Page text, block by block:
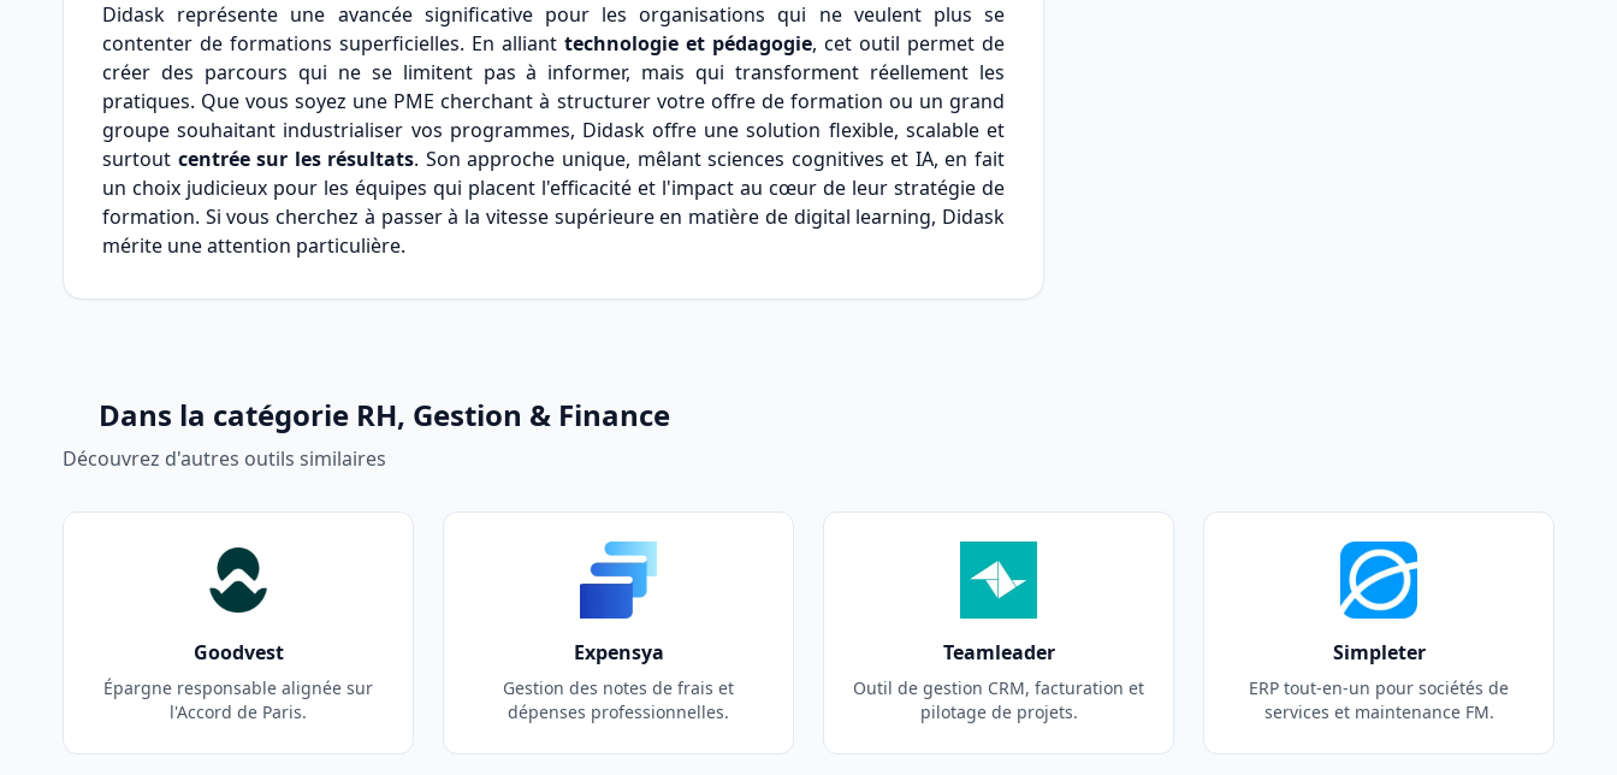
Didask représente une avancée significative pour les organisations qui ne veulent plus se
contenter de formations superficielles. En alliant technologie et pédagogie, cet outil permet de
créer des parcours qui ne se limitent pas à informer, mais qui transforment réellement les
pratiques. Que vous soyez une PME cherchant à structurer votre offre de formation ou un grand
groupe souhaitant industrialiser vos programmes, Didask offre une solution flexible, scalable et
surtout centrée sur les résultats. Son approche unique, mêlant sciences cognitives et IA, en fait
un choix judicieux pour les équipes qui placent l'efficacité et l'impact au cœur de leur stratégie de
formation. Si vous cherchez à passer à la vitesse supérieure en matière de digital learning, Didask
mérite une attention particulière.
Dans la catégorie RH, Gestion & Finance
Découvrez d'autres outils similaires
Goodvest
Épargne responsable alignée sur
l'Accord de Paris.
Expensya
Gestion des notes de frais et
dépenses professionnelles.
Teamleader
Outil de gestion CRM, facturation et
pilotage de projets.
Simpleter
ERP tout-en-un pour sociétés de
services et maintenance FM.